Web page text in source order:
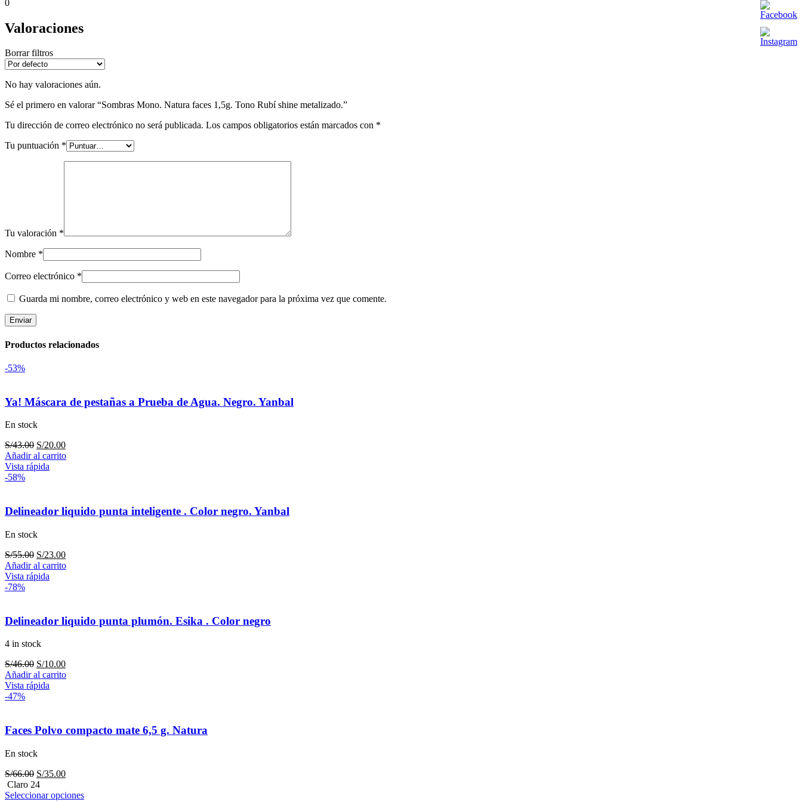
0
Valoraciones
Borrar filtros
No hay valoraciones aún.
Sé el primero en valorar “Sombras Mono. Natura faces 1,5g. Tono Rubí shine metalizado.”
Tu dirección de correo electrónico no será publicada. Los campos obligatorios están marcados con *
Tu puntuación *
Tu valoración *
Nombre *
Correo electrónico *
Guarda mi nombre, correo electrónico y web en este navegador para la próxima vez que comente.
Productos relacionados
-53%
Ya! Máscara de pestañas a Prueba de Agua. Negro. Yanbal
En stock
S/43.00 El
precio
original
S/20.00El
precio
Añadir al carrito
Vista rápida
-58%
Delineador liquido punta inteligente . Color negro. Yanbal
En stock
S/55.00 El
precio
original
S/23.00El
precio
Añadir al carrito
Vista rápida
-78%
Delineador liquido punta plumón. Esika . Color negro
4 in stock
S/46.00 El
precio
original
S/10.00El
precio
Añadir al carrito
Vista rápida
-47%
Faces Polvo compacto mate 6,5 g. Natura
En stock
S/66.00 El
precio
original
S/35.00El
actual
Claro 24
Seleccionar opciones